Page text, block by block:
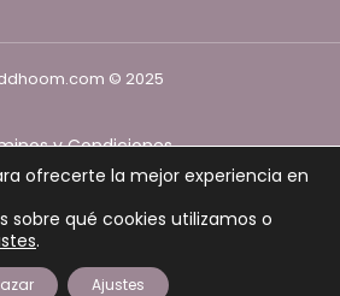
© 2025
y Condiciones
de Privacidad
ofrecerte la mejor experiencia en
sobre qué cookies utilizamos o
.
Ajustes